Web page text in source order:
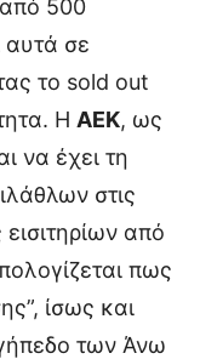
από 500
αυτά σε
το sold out
Η ΑΕΚ, ως
να έχει τη
στις
από
πως
ίσως και
των Άνω